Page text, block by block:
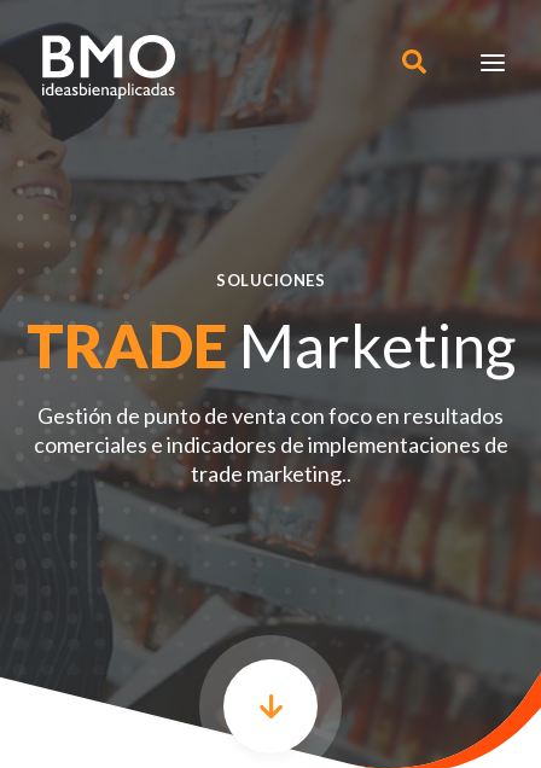
SOLUCIONES
TRADEMarketing
Gestión de punto de venta con foco en resultados
comerciales e indicadores de implementaciones de
trade marketing..